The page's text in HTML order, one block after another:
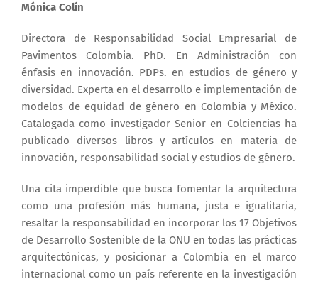
Mónica Colín
Directora de Responsabilidad Social Empresarial de
Pavimentos Colombia. PhD. En Administración con
énfasis en innovación. PDPs. en estudios de género y
diversidad. Experta en el desarrollo e implementación de
modelos de equidad de género en Colombia y México.
Catalogada como investigador Senior en Colciencias ha
publicado diversos libros y artículos en materia de
innovación, responsabilidad social y estudios de género.
Una cita imperdible que busca fomentar la arquitectura
como una profesión más humana, justa e igualitaria,
resaltar la responsabilidad en incorporar los 17 Objetivos
de Desarrollo Sostenible de la ONU en todas las prácticas
arquitectónicas, y posicionar a Colombia en el marco
internacional como un país referente en la investigación